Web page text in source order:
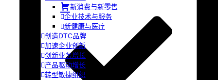
新消费与新零售
企业技术与服务
新健康与医疗
创造DTC品牌
加速企业创新
创新业务增长
产品驱动增长
转型敏捷组织